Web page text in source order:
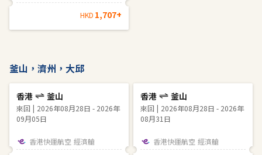
HKD 1,707+
釜山，濟州，大邱
香港 釜山
來回
2026年08月28日 - 2026年
09月05日
香港快運航空 經濟艙
香港 釜山
來回
2026年08月28日 - 2026年
08月31日
香港快運航空 經濟艙